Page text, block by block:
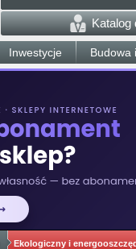
Katalog
Inwestycje Budowa
Ekologiczny i